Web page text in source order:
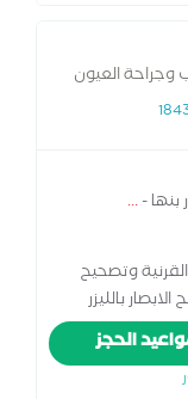
العيون
-
...
وتصحيح
بالليزر
وتثبيت
- أدنبره
الأوروبية
الحجز